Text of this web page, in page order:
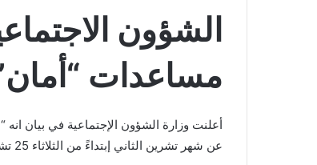
الشؤون
مساعدات
أعلنت وزارة الشؤون الإجتماعية في بيان
عن شهر تشرين الثاني إبتداءً من الثلاثاء 25 تشرين الثاني.